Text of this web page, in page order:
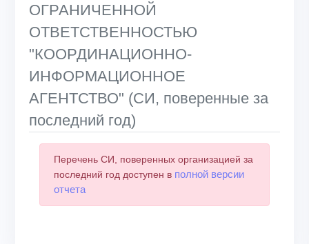
ОГРАНИЧЕННОЙ
ОТВЕТСТВЕННОСТЬЮ
"КООРДИНАЦИОННО-
ИНФОРМАЦИОННОЕ
АГЕНТСТВО" (СИ, поверенные за
последний год)
Перечень СИ, поверенных организацией за
последний год доступен в полной версии
отчета